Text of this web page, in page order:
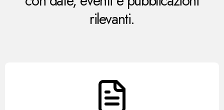
rilevanti.